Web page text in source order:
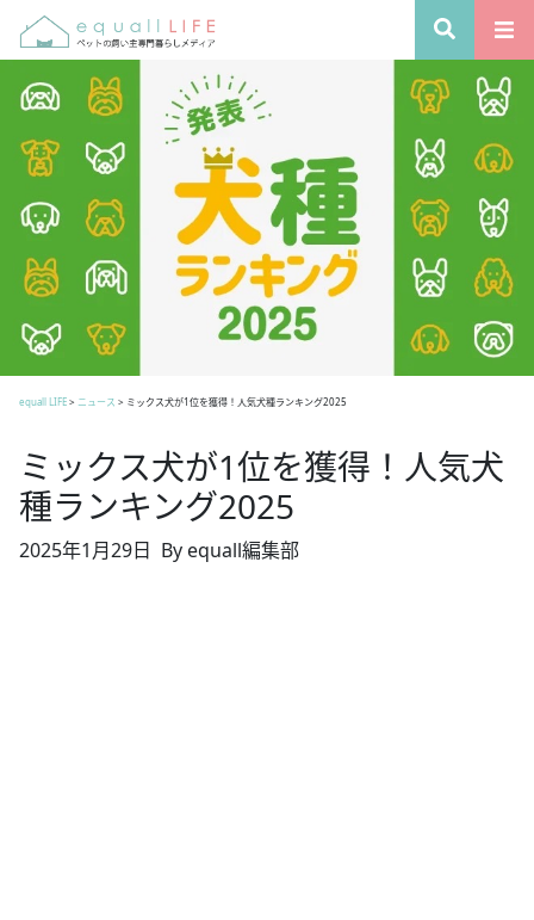
equall LIFE> ニュース > ミックス犬が1位を獲得！人気犬種ランキング2025
ミックス犬が1位を獲得！人気犬
種ランキング2025
2025年1月29日 By equall編集部